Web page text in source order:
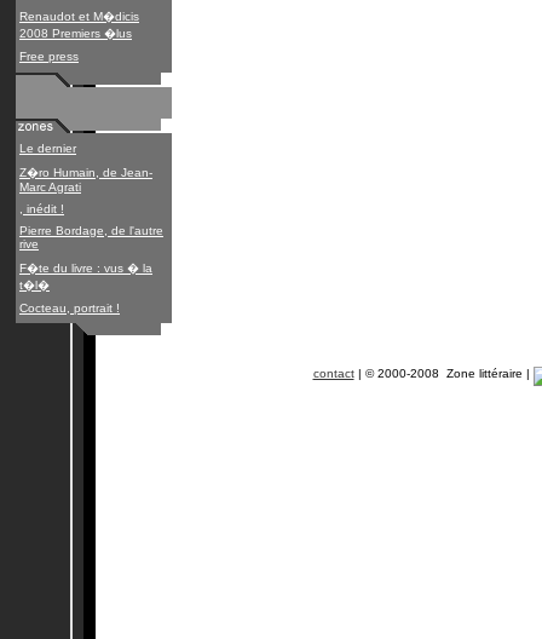
Renaudot et M�dicis
2008 Premiers �lus
Free press
Le dernier
Z�ro Humain, de Jean-
Marc Agrati
, inédit !
Pierre Bordage, de l'autre
rive
F�te du livre : vus � la
t�l�
Cocteau, portrait !
contact| © 2000-2008 Zone littéraire |